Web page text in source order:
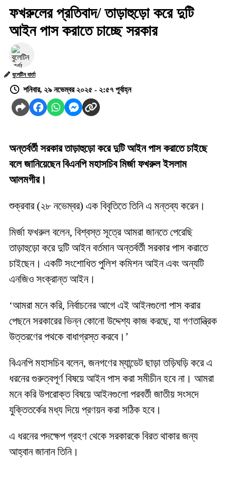
ফখরুলের প্রতিবাদ/ তাড়াহুড়ো করে দুটি
আইন পাস করাতে চাচ্ছে সরকার
বুলেটিন বার্তা
শনিবার, ২৯ নভেম্বর ২০২৫ - ২:৫৭ পূর্বাহ্ন
অন্তর্বর্তী সরকার তাড়াহুড়ো করে দুটি আইন পাস করাতে চাইছে
বলে জানিয়েছেন বিএনপি মহাসচিব মির্জা ফখরুল ইসলাম
আলমগীর।
শুক্রবার (২৮ নভেম্বর) এক বিবৃতিতে তিনি এ মন্তব্য করেন।
মির্জা ফখরুল বলেন, বিশ্বস্ত সূত্রে আমরা জানতে পেরেছি
তাড়াহুড়ো করে দুটি আইন বর্তমান অন্তর্বর্তী সরকার পাস করাতে
চাইছেন। একটি সংশোধিত পুলিশ কমিশন আইন এবং অন্যটি
এনজিও সংক্রান্ত আইন।
‘আমরা মনে করি, নির্বাচনের আগে এই আইনগুলো পাস করার
পেছনে সরকারের ভিন্ন কোনো উদ্দেশ্য কাজ করছে, যা গণতান্ত্রিক
উত্তরণের পথকে বাধাগ্রস্ত করবে।’
বিএনপি মহাসচিব বলেন, জনগণের ম্যান্ডেট ছাড়া তড়িঘড়ি করে এ
ধরনের গুরুত্বপূর্ণ বিষয়ে আইন পাস করা সমীচীন হবে না। আমরা
মনে করি উপরোক্ত বিষয়ে আইনগুলো পরবর্তী জাতীয় সংসদে
যুক্তিতর্কের মধ্য দিয়ে প্রণয়ন করা সঠিক হবে।
এ ধরনের পদক্ষেপ গ্রহণ থেকে সরকারকে বিরত থাকার জন্য
আহ্বান জানান তিনি।